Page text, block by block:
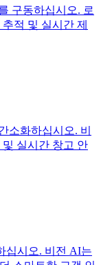
구동하십시오. 로
적 및 실시간 제
소화하십시오. 비
실시간 창고 안
십시오. 비전 AI는